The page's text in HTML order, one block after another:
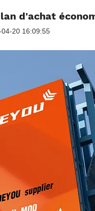
d'achat
20 16:09:55